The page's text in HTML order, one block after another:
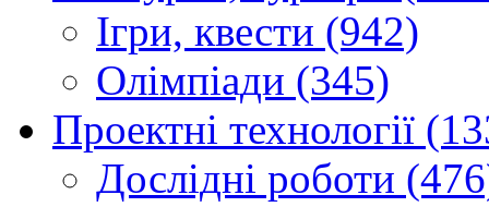
Ігри, квести (942)
Олімпіади (345)
Проектні технології
Дослідні роботи